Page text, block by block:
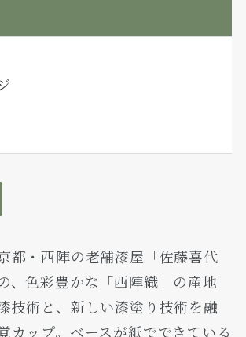
都・西陣の老舗漆屋「佐藤喜代
、色彩豊かな「西陣織」の産地
技術と、新しい漆塗り技術を融
カップ。ベースが紙でできている